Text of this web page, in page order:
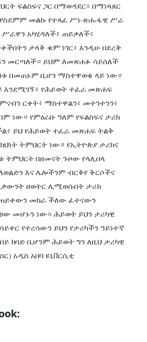
ፍልስፍና ጋር በማወዳደር፥ በማነጻጸር
መልኩ የተጻፈ ሥነ-ጽሑፋዊ ሥራ
አካሂዳለች፥ ጠይቃለች፥
ታላቅ ቁም ነገር፥ እንዲሁ በደረቅ
መርጣለች። ይህም ለመጽሐፉ ሳይሰለች
በመጠኑም ቢሆን ማስተዋወቁ ላይ ነው።
እንደሚገኝ፥ የሕይወት ተፈራ መጽሐፍ
ርቀት፥ ማስተዋልን፥ መተንተንን፥
ነው። የምዕራቡ ዓለም የፍልስፍና ታሪክ
ይህ የሕይወት ተፈራ መጽሐፍ ትልቅ
ትምህርት ነው። የኢትዮጵያ ታሪክና
ትምህርት በዘመናት ጉዞው የላሊበላ
እና ሌሎችንም ብርቅየ ቅርሶችና
ዘወትር ሊሚወሱበት ታሪክ
መከራ ችለው ፈተናውን
መሆኑን ነው። ሕይወት ይህን ታሪካዊ
የተረሳውን ይህን የታሪካችን ዓይነተኛ
ከባድ ቢሆንም ሕይወት ግን ለዚህ ታሪካዊ
አዲስ አበባ ዩኒቨርሲቲ